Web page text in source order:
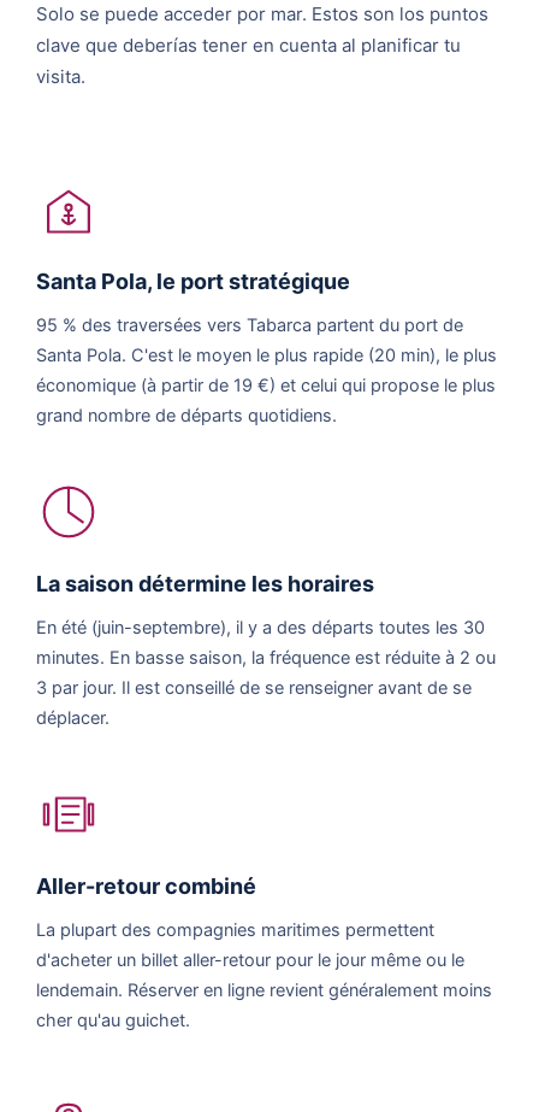
Solo se puede acceder por mar. Estos son los puntos
clave que deberías tener en cuenta al planificar tu
visita.
Santa Pola, le port stratégique
95 % des traversées vers Tabarca partent du port de
Santa Pola. C'est le moyen le plus rapide (20 min), le plus
économique (à partir de 19 €) et celui qui propose le plus
grand nombre de départs quotidiens.
La saison détermine les horaires
En été (juin-septembre), il y a des départs toutes les 30
minutes. En basse saison, la fréquence est réduite à 2 ou
3 par jour. Il est conseillé de se renseigner avant de se
déplacer.
Aller-retour combiné
La plupart des compagnies maritimes permettent
d'acheter un billet aller-retour pour le jour même ou le
lendemain. Réserver en ligne revient généralement moins
cher qu'au guichet.